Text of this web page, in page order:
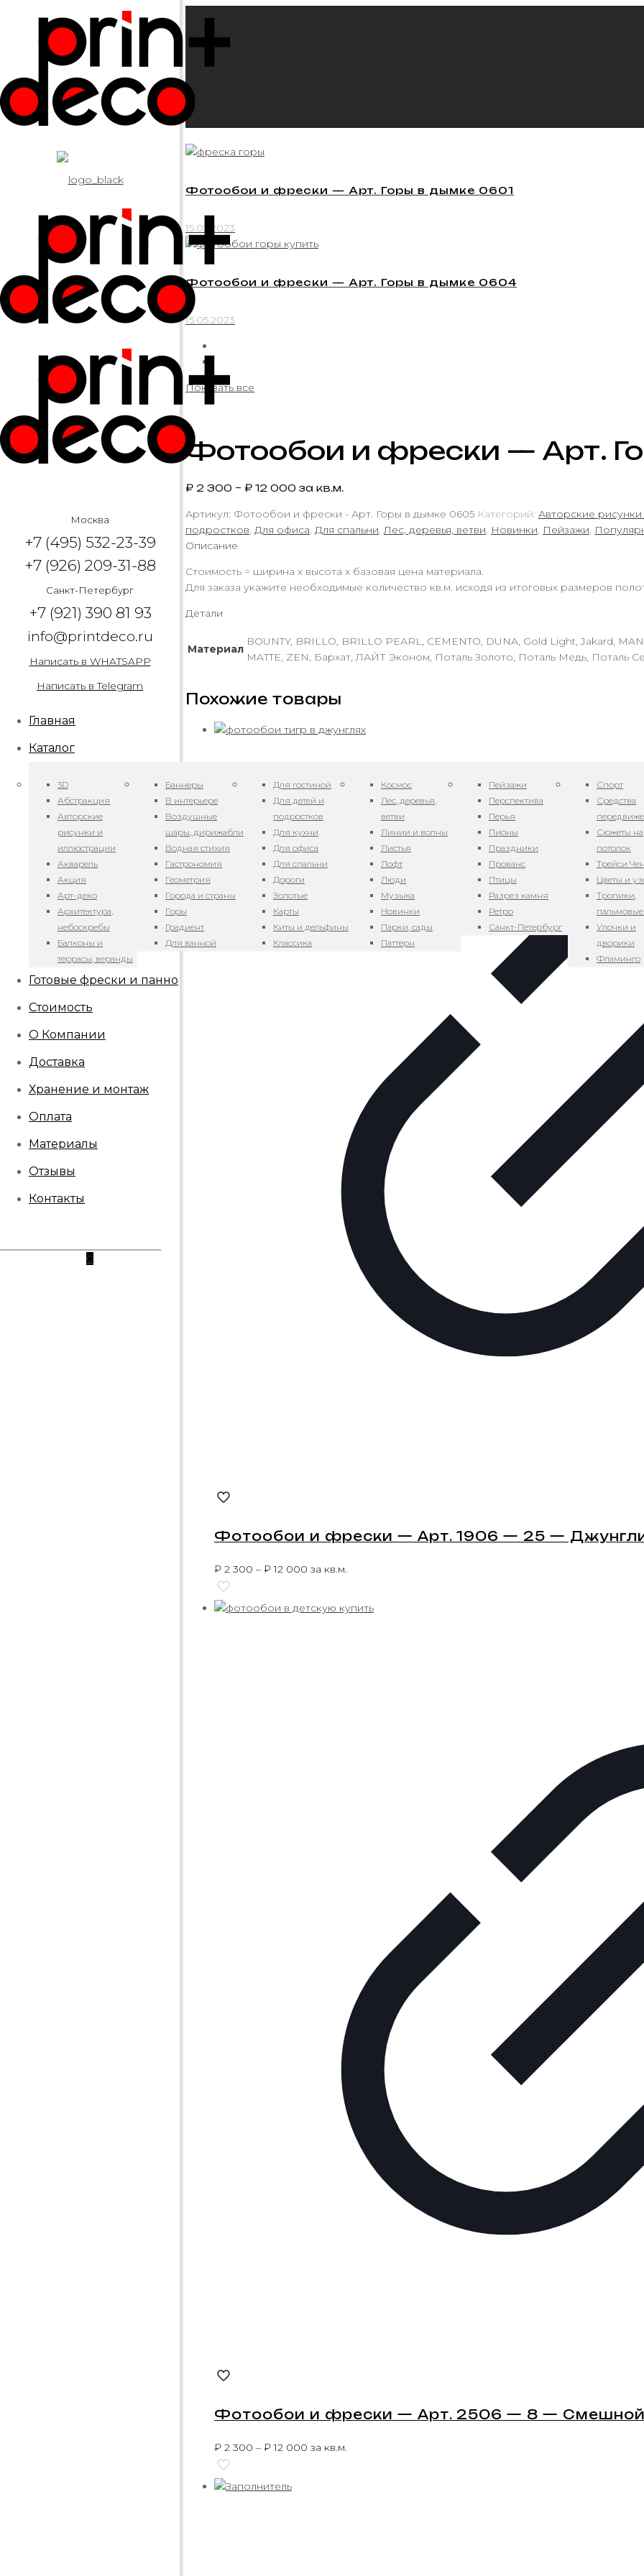
Москва
+7 (495) 532-23-39
+7 (926) 209-31-88
Санкт-Петербург
+7 (921) 390 81 93
info@printdeco.ru
Написать в WHATSAPP
Написать в Telegram
Главная
Каталог
3D
Абстракция
Авторские
рисунки и
иллюстрации
Акварель
Акция
Арт-деко
Архитектура,
небоскребы
Балконы и
террасы, веранды
Баннеры
В интерьере
Воздушные
шары, дирижабли
Водная стихия
Гастрономия
Геометрия
Города и страны
Горы
Градиент
Для ванной
Для гостиной
Для детей и
подростков
Для кухни
Для офиса
Для спальни
Дороги
Золотые
Карты
Киты и дельфины
Классика
Космос
Лес, деревья,
ветви
Линии и волны
Листья
Лофт
Люди
Музыка
Новинки
Парки, сады
Паттерн
Пейзажи
Перспектива
Перья
Пионы
Праздники
Прованс
Птицы
Разрез камня
Ретро
Санкт-Петербург
Спорт
Средства
Сюжеты на
потолок
Трейси
Цветы и
Тропики,
Улочки и
дворики
Фламинго
Готовые фрески и панно
Стоимость
О Компании
Доставка
Хранение и монтаж
Оплата
Материалы
Отзывы
Контакты
0
Фотообои и фрески — Арт. Горы в дымке 0601
15.05.2023
Фотообои и фрески — Арт. Горы в дымке 0604
15.05.2023
Показать все
Фотообои и фрески — Арт.
₽ 2 300 – ₽ 12 000 за кв.м.
Артикул: Фотообои и фрески - Арт. Горы в дымке 0605 Категорий: Авторские
подростков, Для офиса, Для спальни,Лес, деревья, ветви, Новинки, Пейзажи,
Описание
Стоимость = ширина х высота х базовая цена материала.
Для заказа укажите необходимые количество кв.м. исходя из итоговых размеров
Детали
Материал
BOUNTY, BRILLO, BRILLO PEARL, CEMENTO, DUNA, Gold Light, Jakard,
MATTE, ZEN, Бархат, ЛАЙТ Эконом, Поталь Золото, Поталь Медь, Поталь
Похожие товары
Фотообои и фрески — Арт. 1906 — 25 —
₽ 2 300 – ₽12 000 за кв.м.
Фотообои и фрески — Арт. 2506 — 8 — Смешной
₽ 2 300 – ₽12 000 за кв.м.